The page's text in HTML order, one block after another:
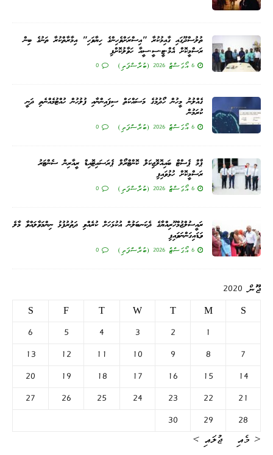
ތުލުސްދޫގައި ގާއިމުކުރާ "އިސްރަށްވެހިންގެ ހިޔާވަހި" އިމާރާތްކުރާ ތަނުގެ ބިން
ރަސްމީކޮށް އެމް.ޓީ.ސީ.ސީއާ ހަވާލުކޮށްފި
6 އޯގަސްޓް 2026 (ބުރާސްފަތި) 0
ގެއްލުނު މީހުން ހޯދުމުގެ މަސައްކަތް ސިފައިންނާއި ފުލުހުން ހުއްޓުމެއްނެތި ދަނީ
ކުރަމުން
6 އޯގަސްޓް 2026 (ބުރާސްފަތި) 0
ޕާމް ޕެސްޓް ބައިއޮލޮޖިކަލް ކޮންޓްރޯލް ޕެރަސައިޓޮއިޑް ރީއާރިން ސެންޓަރު
ރަސްމީކޮށް ހުޅުވައިފި
6 އޯގަސްޓް 2026 (ބުރާސްފަތި) 0
ރައީސުލްޖުމްހޫރިއްޔާގެ ދެކަނބަލުން އުކުޅަހަށް ކުރެއްވި ދަތުރުފުޅު ނިންމަވާލައްވާ މާލެ
ވަޑައިގަންނަވައިފި
6 އޯގަސްޓް 2026 (ބުރާސްފަތި) 0
ޖޫން 2020
S
M
T
W
T
F
S
1
2
3
4
5
6
7
8
9
10
11
12
13
14
15
16
17
18
19
20
21
22
23
24
25
26
27
28
29
30
« މެއި
ޖުލައި »